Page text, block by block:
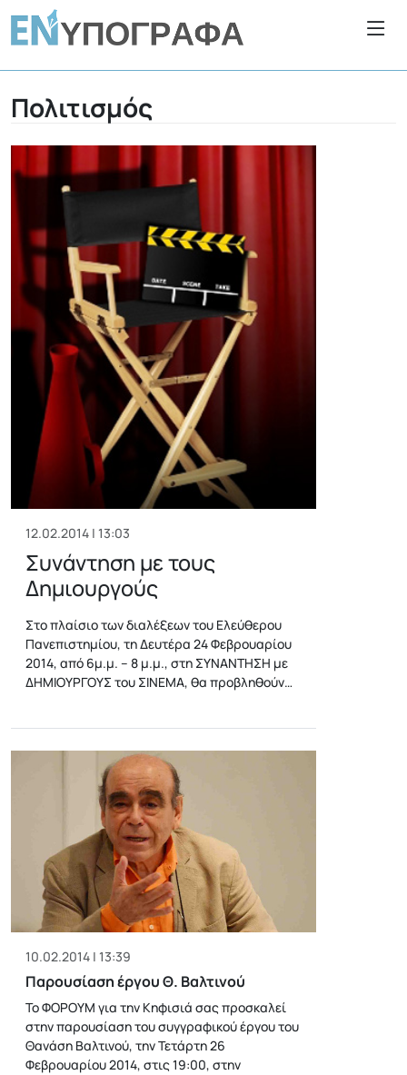
Πολιτισμός
12.02.2014 | 13:03
Συνάντηση με τους
Δημιουργούς
Στο πλαίσιο των διαλέξεων του Ελεύθερου
Πανεπιστημίου, τη Δευτέρα 24 Φεβρουαρίου
2014, από 6μ.μ. – 8 μ.μ., στη ΣΥΝΑΝΤΗΣΗ με
ΔΗΜΙΟΥΡΓΟΥΣ του ΣΙΝΕΜΑ, θα προβληθούν…
10.02.2014 | 13:39
Παρουσίαση έργου Θ. Βαλτινού
Το ΦΟΡΟΥΜ για την Κηφισιά σας προσκαλεί
στην παρουσίαση του συγγραφικού έργου του
Θανάση Βαλτινού, την Τετάρτη 26
Φεβρουαρίου 2014, στις 19:00, στην